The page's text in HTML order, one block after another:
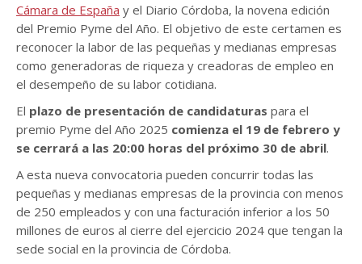
Cámara de España y el Diario Córdoba, la novena edición
del Premio Pyme del Año. El objetivo de este certamen es
reconocer la labor de las pequeñas y medianas empresas
como generadoras de riqueza y creadoras de empleo en
el desempeño de su labor cotidiana.
El plazo de presentación de candidaturas para el
premio Pyme del Año 2025 comienza el 19 de febrero y
se cerrará a las 20:00 horas del próximo 30 de abril.
A esta nueva convocatoria pueden concurrir todas las
pequeñas y medianas empresas de la provincia con menos
de 250 empleados y con una facturación inferior a los 50
millones de euros al cierre del ejercicio 2024 que tengan la
sede social en la provincia de Córdoba.